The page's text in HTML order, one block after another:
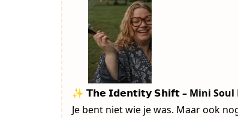
✨ 𝗧𝗵𝗲 𝗜𝗱𝗲𝗻𝘁𝗶𝘁𝘆 𝗦𝗵𝗶𝗳𝘁 – Mini
Je bent niet wie je was. Maar ook